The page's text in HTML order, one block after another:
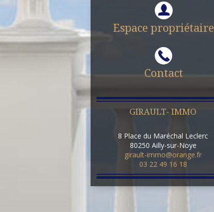
Espace propriétaire
Contact
GIRAULT- IMMO
8 Place du Maréchal Leclerc
80250 Ailly-sur-Noye
girault-immo@orange.fr
03 22 49 16 18